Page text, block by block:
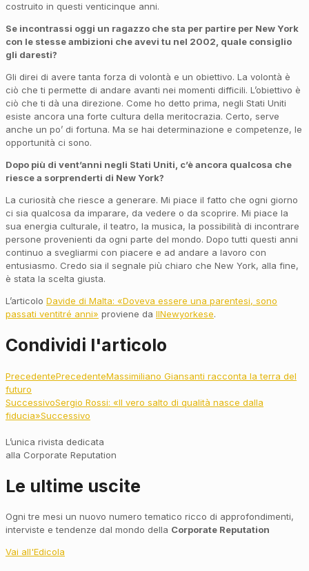
costruito in questi venticinque anni.
Se incontrassi oggi un ragazzo che sta per partire per New York
con le stesse ambizioni che avevi tu nel 2002, quale consiglio
gli daresti?
Gli direi di avere tanta forza di volontà e un obiettivo. La volontà è
ciò che ti permette di andare avanti nei momenti difficili. L’obiettivo è
ciò che ti dà una direzione. Come ho detto prima, negli Stati Uniti
esiste ancora una forte cultura della meritocrazia. Certo, serve
anche un po’ di fortuna. Ma se hai determinazione e competenze, le
opportunità ci sono.
Dopo più di vent’anni negli Stati Uniti, c’è ancora qualcosa che
riesce a sorprenderti di New York?
La curiosità che riesce a generare. Mi piace il fatto che ogni giorno
ci sia qualcosa da imparare, da vedere o da scoprire. Mi piace la
sua energia culturale, il teatro, la musica, la possibilità di incontrare
persone provenienti da ogni parte del mondo. Dopo tutti questi anni
continuo a svegliarmi con piacere e ad andare a lavoro con
entusiasmo. Credo sia il segnale più chiaro che New York, alla fine,
è stata la scelta giusta.
L’articolo Davide di Malta: «Doveva essere una parentesi, sono
passati ventitré anni» proviene da IlNewyorkese.
Condividi l'articolo
PrecedentePrecedenteMassimiliano Giansanti racconta la terra del
futuro
SuccessivoSergio Rossi: «Il vero salto di qualità nasce dalla
fiducia»Successivo
L’unica rivista dedicata
alla Corporate Reputation
Le ultime uscite
Ogni tre mesi un nuovo numero tematico ricco di approfondimenti,
interviste e tendenze dal mondo della Corporate Reputation
Vai all'Edicola